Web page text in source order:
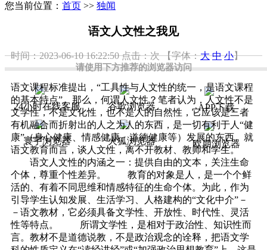
请使用下方推荐的浏览器访问
24小时在线客服 谷歌浏览器 APP下载
寰宇浏览器 火狐浏览器 欧朋浏览器
您当前位置： 首页 >> 独闻
语文人文性之我见
时间：2023-06-10 16:22:50点击：次 【字体：大 中 小】
语文课程标准提出，“工具性与人文性的统一，是语文课程
的基本特点”。那么，何谓人文性？笔者认为，人文性不是
文学性，不是文化性，也不是人的自然性，它应该是三者
有机融合而折射出的人之为人的东西，是一切有利于人“健
康”（身心健康、情感健康、道德健康等）发展的东西。就
语文教育而言，谈人文性，离不开教材、教师和学生。
语文人文性的内涵之一：提供自由的文本，关注生命
个体，尊重个性差异。 教育的对象是人，是一个个鲜
活的、有着不同思维和情感特征的生命个体。为此，作为
引导学生认知发展、生活学习、人格建构的“文化中介”－
－语文教材，它必须具备文学性、开放性、时代性、灵活
性等特点。 所谓文学性，是相对于政治性、知识性而
言。教材不是道德说教，不是政治观念的诠释，把语文学